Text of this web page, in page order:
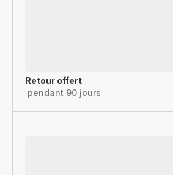
Retour offert
pendant 90 jours